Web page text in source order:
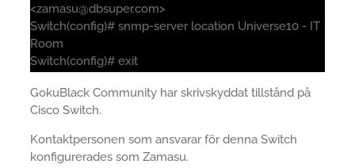
<zamasu@dbsuper.com>
Switch(config)# snmp-server location Universe10 - IT
Room
Switch(config)# exit
GokuBlack Community har skrivskyddat tillstånd på
Cisco Switch.
Kontaktpersonen som ansvarar för denna Switch
konfigurerades som Zamasu.